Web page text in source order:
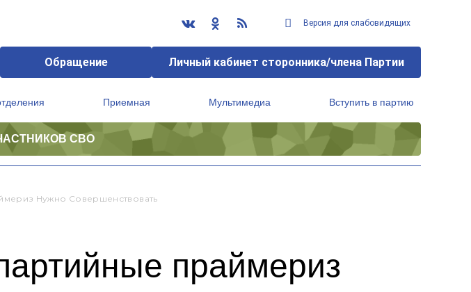
Версия для слабовидящих
Обращение Личный кабинет сторонника/члена Партии
Приемная Мультимедиа Вступить в партию
СВО
Нужно Совершенствовать
праймериз